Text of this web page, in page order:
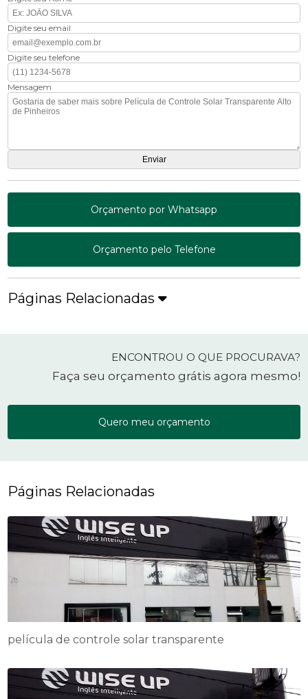
Digite seu email
Digite seu telefone
Mensagem
Orçamento por Whatsapp
Orçamento pelo Telefone
Páginas Relacionadas
ENCONTROU O QUE PROCURAVA?
Faça seu orçamento grátis agora mesmo!
Quero meu orçamento
Páginas Relacionadas
película de controle solar transparente